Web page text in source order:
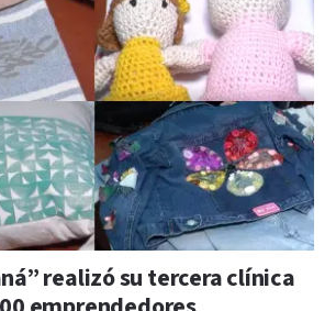
realizó su tercera clínica